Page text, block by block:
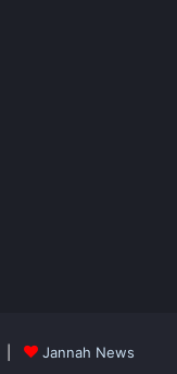
| Jannah News